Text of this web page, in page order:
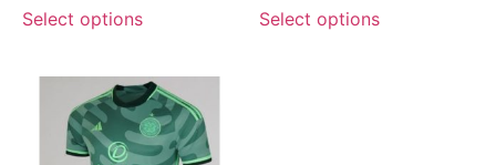
Select options Select options